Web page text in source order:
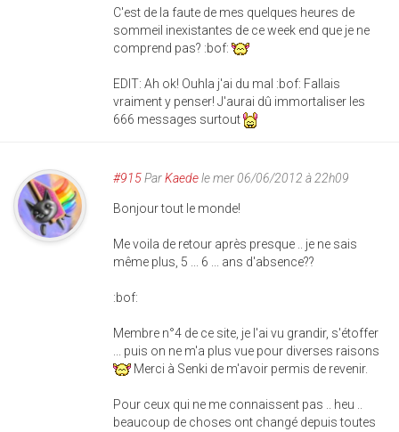
C'est de la faute de mes quelques heures de
sommeil inexistantes de ce week end que je ne
comprend pas? :bof:
EDIT: Ah ok! Ouhla j'ai du mal :bof: Fallais
vraiment y penser! J'aurai dû immortaliser les
666 messages surtout
#915ParKaedele mer 06/06/2012 à 22h09
Bonjour tout le monde!
Me voila de retour après presque .. je ne sais
même plus, 5 ... 6 ... ans d'absence??
:bof:
Membre n°4 de ce site, je l'ai vu grandir, s'étoffer
... puis on ne m'a plus vue pour diverses raisons
Merci à Senki de m'avoir permis de revenir.
Pour ceux qui ne me connaissent pas .. heu ..
beaucoup de choses ont changé depuis toutes